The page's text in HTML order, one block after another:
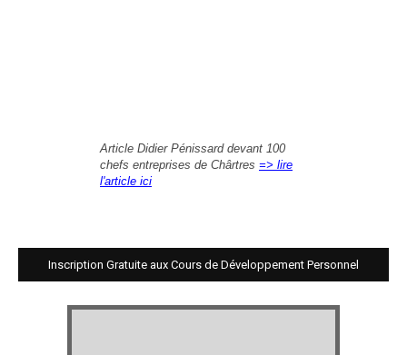
Article Didier Pénissard devant 100
chefs entreprises de Chârtres => lire
l'article ici
Inscription Gratuite aux Cours de Développement Personnel